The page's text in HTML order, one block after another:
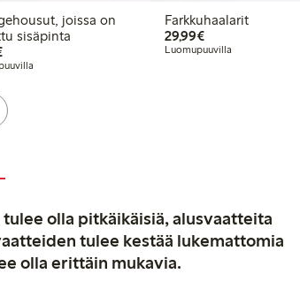
joissa on
sisäpinta
17,99 €
Farkkuhaalarit
29,99€29,99 €
Luomupuuvilla
olla pitkäikäisiä, alusvaatteita
tulee kestää lukemattomia
olla erittäin mukavia.